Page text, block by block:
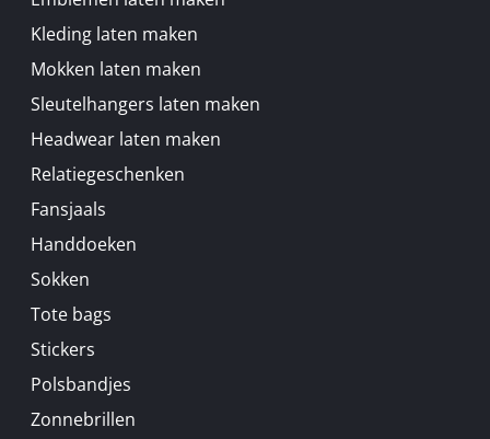
Kleding laten maken
Mokken laten maken
Sleutelhangers laten maken
Headwear laten maken
Relatiegeschenken
Fansjaals
Handdoeken
Sokken
Tote bags
Stickers
Polsbandjes
Zonnebrillen